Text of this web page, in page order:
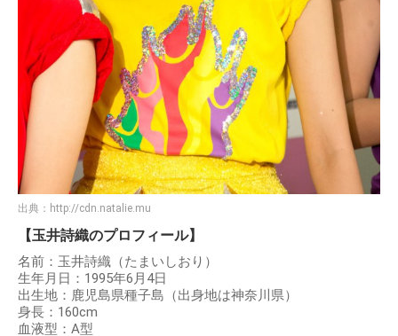
出典： http://cdn.natalie.mu
【玉井詩織のプロフィール】
名前：玉井詩織（たまいしおり）
生年月日：1995年6月4日
出生地：鹿児島県種子島（出身地は神奈川県）
身長：160cm
血液型：A型